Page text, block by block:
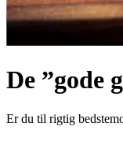
De ”gode
Er du til rigtig